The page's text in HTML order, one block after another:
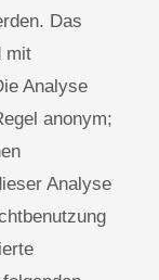
Das
mit
Analyse
anonym;
Analyse